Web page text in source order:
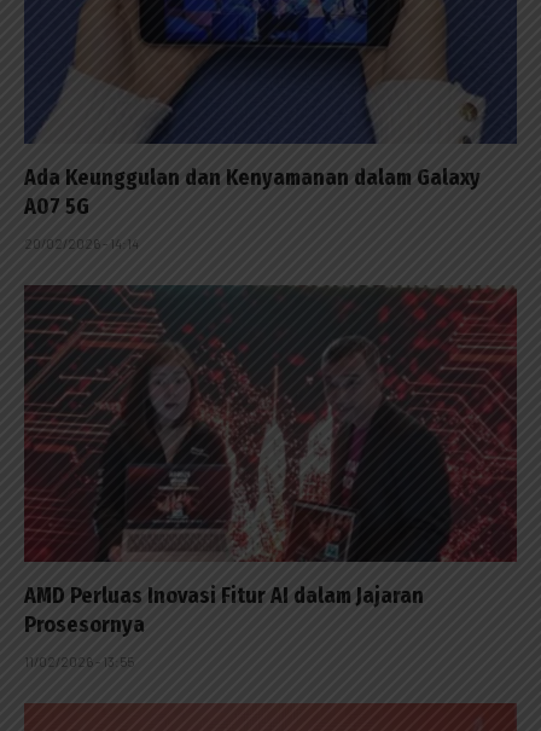
Ada Keunggulan dan Kenyamanan dalam Galaxy
A07 5G
20/02/2026 - 14:14
AMD Perluas Inovasi Fitur AI dalam Jajaran
Prosesornya
11/02/2026 - 13:55